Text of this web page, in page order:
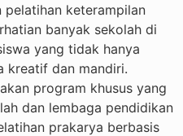
pelatihan keterampilan
banyak sekolah di
yang tidak hanya
kreatif dan mandiri.
program khusus yang
dan lembaga pendidikan
prakarya berbasis